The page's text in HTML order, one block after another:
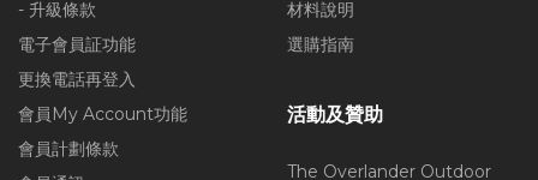
- 升級條款
電子會員証功能
更換電話再登入
會員My Account功能
會員計劃條款
材料說明
選購指南
活動及贊助
The Overlander Outdoor